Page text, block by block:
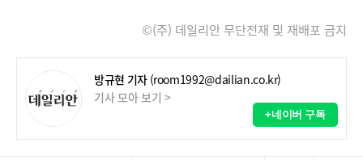
©(주) 데일리안 무단전재 및 재배포 금지
방규현 기자 (room1992@dailian.co.kr)
기사 모아 보기 >
+네이버 구독